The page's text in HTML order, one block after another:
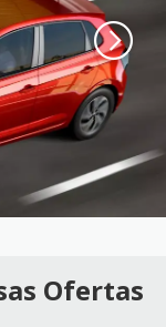
Ofertas